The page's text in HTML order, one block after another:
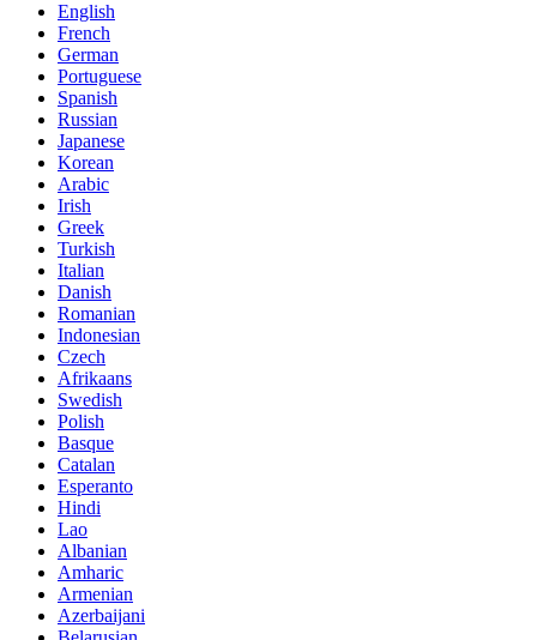
English
French
German
Portuguese
Spanish
Russian
Japanese
Korean
Arabic
Irish
Greek
Turkish
Italian
Danish
Romanian
Indonesian
Czech
Afrikaans
Swedish
Polish
Basque
Catalan
Esperanto
Hindi
Lao
Albanian
Amharic
Armenian
Azerbaijani